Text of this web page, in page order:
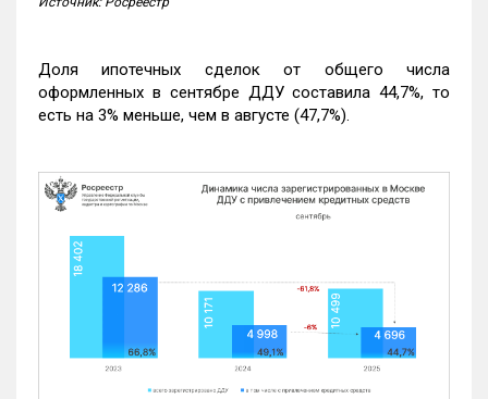
Доля ипотечных сделок от общего числа
оформленных в сентябре ДДУ составила 44,7%, то
есть на 3% меньше, чем в августе (47,7%).